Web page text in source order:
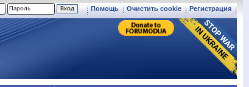
Регистрация
Очистить cookie
Помощь